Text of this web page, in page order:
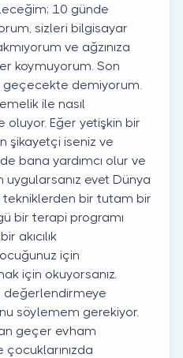
10 günde
sizleri bilgisayar
ve ağzınıza
koymuyorum. Son
geçecekte demiyorum.
ile nasıl
oluyor. Eğer yetişkin bir
şikayetçi iseniz ve
bana yardımcı olur ve
evet Dünya
tekniklerden bir tutam bir
bir terapi programı
akıcılık
için
için okuyorsanız.
değerlendirmeye
söylemem gerekiyor.
geçer evham